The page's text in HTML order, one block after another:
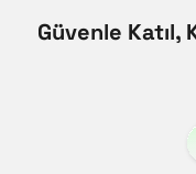
Güvenle Katıl,